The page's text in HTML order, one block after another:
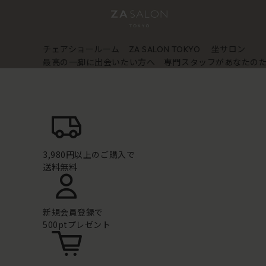
チェアショールーム ZA SALON TOKYO
坐サロン
最高の一脚に出会いたい方へ 専門スタッフがあなたの
3,980円以上のご購入で
送料無料
新規会員登録で
500ptプレゼント